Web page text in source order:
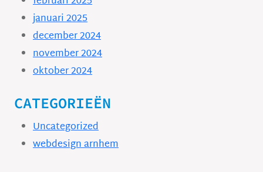
januari 2025
december 2024
november 2024
oktober 2024
CATEGORIEËN
Uncategorized
webdesign arnhem